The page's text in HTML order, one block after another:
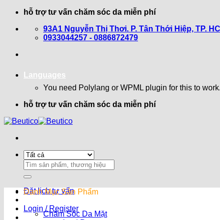
hỗ trợ tư vấn chăm sóc da miễn phí
93A1 Nguyễn Thị Thơi. P. Tân Thới Hiệp, TP.
0933044257 - 0886872479
Languages
You need Polylang or WPML plugin for this to
hỗ trợ tư vấn chăm sóc da miễn phí
Search
for:
Đặt lịch tư vấn
Login / Register
Danh Mục Sản Phẩm
Chăm Sóc Da Mặt